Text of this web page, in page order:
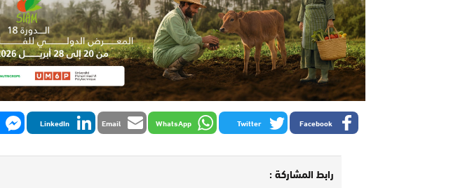
Facebook
Twitter
WhatsApp
Email
LinkedIn
رابط المشاركة :